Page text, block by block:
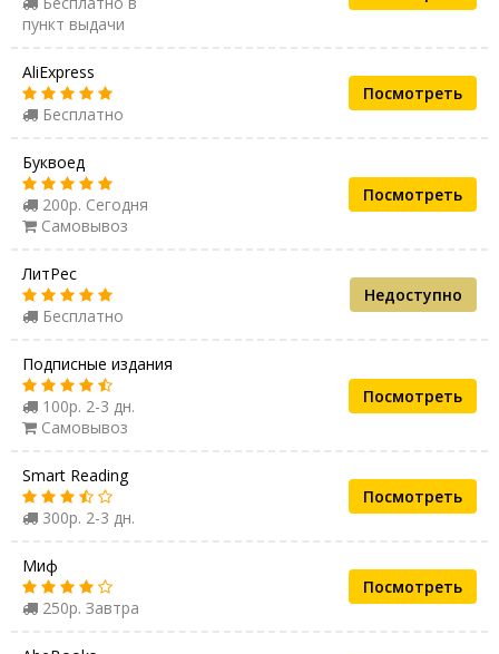
пункт выдачи
AliExpress
Бесплатно
Посмотреть
Буквоед
200р. Сегодня
Самовывоз
Посмотреть
ЛитРес
Бесплатно
Недоступно
Подписные издания
100р. 2-3 дн.
Самовывоз
Посмотреть
Smart Reading
300р. 2-3 дн.
Посмотреть
Миф
250р. Завтра
Посмотреть